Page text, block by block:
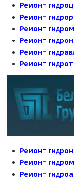
Ремонт
Ремонт
Ремонт
Ремонт
Ремонт
Ремонт
Ремонт
Ремонт
Ремонт